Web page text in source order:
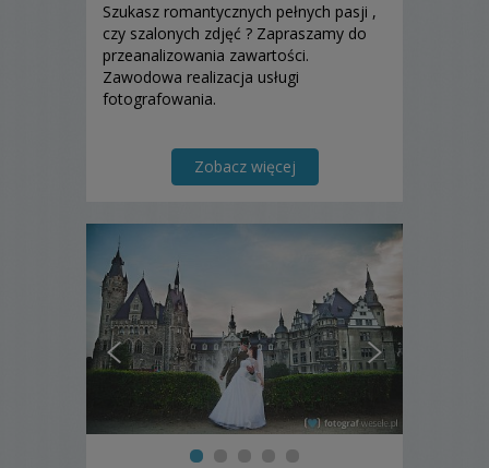
Szukasz romantycznych pełnych pasji ,
czy szalonych zdjęć ? Zapraszamy do
przeanalizowania zawartości.
Zawodowa realizacja usługi
fotografowania.
Zobacz więcej